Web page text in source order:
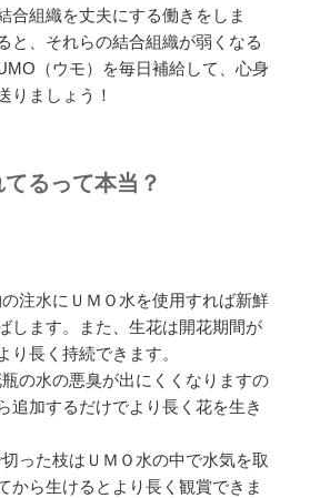
合組織を丈夫にする働きをしま
と、それらの結合組織が弱くなる
（ウモ）を毎日補給して、心身
りましょう！
るって本当？
の注水にＵＭＯ水を使用すれば新鮮
します。また、生花は開花期間が
り長く持続できます。
瓶の水の悪臭が出にくくなりますの
追加するだけでより長く 花を生き
切った枝はＵＭＯ水の中で水気を取
から生けるとより長く観賞できま